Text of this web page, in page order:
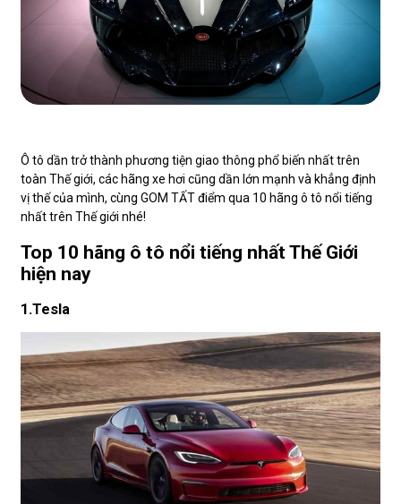
Ô tô dần trở thành phương tiện giao thông phổ biến nhất trên
toàn Thế giới, các hãng xe hơi cũng dần lớn mạnh và khẳng định
vị thế của mình, cùng GOM TẤT điểm qua 10 hãng ô tô nổi tiếng
nhất trên Thế giới nhé!
Top 10 hãng ô tô nổi tiếng nhất Thế Giới
hiện nay
1.Tesla